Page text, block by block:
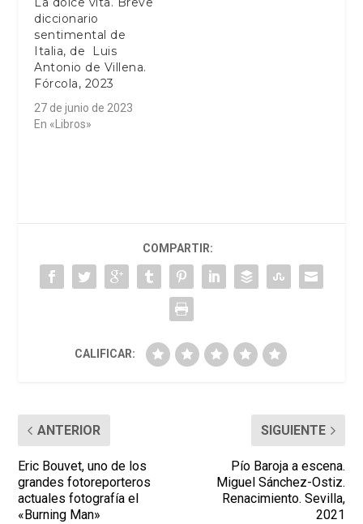
diccionario
sentimental de
Italia, de Luis
Antonio de Villena.
Fórcola, 2023
27 de junio de 2023
En «Libros»
COMPARTIR:
CALIFICAR:
ANTERIOR
Eric Bouvet, uno de los
grandes fotoreporteros
actuales fotografía el
«Burning Man»
SIGUIENTE
Pío Baroja a escena.
Miguel Sánchez-Ostiz.
Renacimiento. Sevilla,
2021